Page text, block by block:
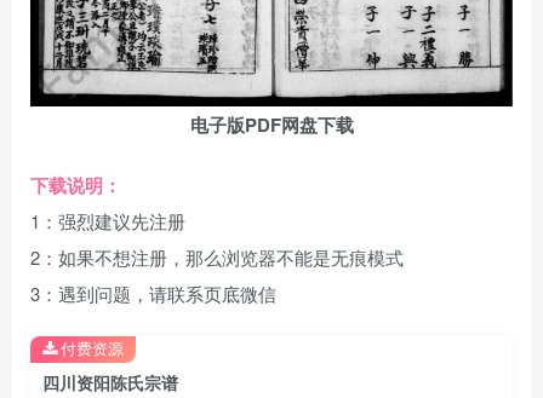
电子版PDF网盘下载
下载说明：
1：强烈建议先注册
2：如果不想注册，那么浏览器不能是无痕模式
3：遇到问题，请联系页底微信
四川资阳陈氏宗谱
付费资源